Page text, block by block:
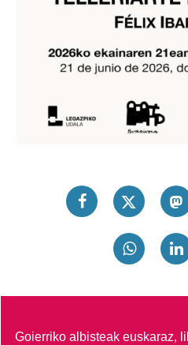
Goierriko albisteak euskaraz,